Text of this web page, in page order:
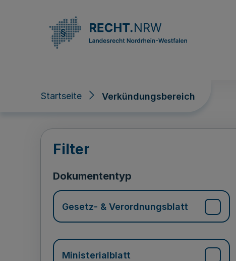
Startseite Verkündungsbereich
Verkündungsbereich
Filter
Dokumententyp
Gesetz- & Verordnungsblatt
Ministerialblatt